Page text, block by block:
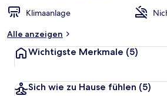
Klimaanlage
Alle anzeigen
Wichtigste Merkmale (5)
Sich wie zu Hause fühlen (5)